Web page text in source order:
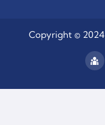
Copyright © 2024